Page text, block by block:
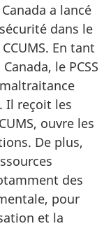
a lancé
dans le
En tant
le PCSS
Il reçoit les
ouvre les
De plus,
des
pour
et la